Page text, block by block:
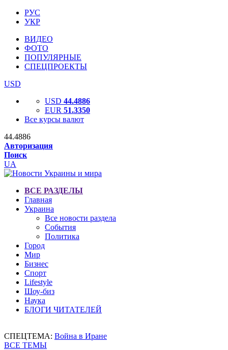
РУС
УКР
ВИДЕО
ФОТО
ПОПУЛЯРНЫЕ
СПЕЦПРОЕКТЫ
USD
USD 44.4886
EUR 51.3350
Все курсы валют
44.4886
Авторизация
Поиск
UA
ВСЕ РАЗДЕЛЫ
Главная
Украина
Все новости раздела
События
Политика
Город
Мир
Бизнес
Спорт
Lifestyle
Шоу-биз
Наука
БЛОГИ ЧИТАТЕЛЕЙ
СПЕЦТЕМА: Война в Иране
ВСЕ ТЕМЫ